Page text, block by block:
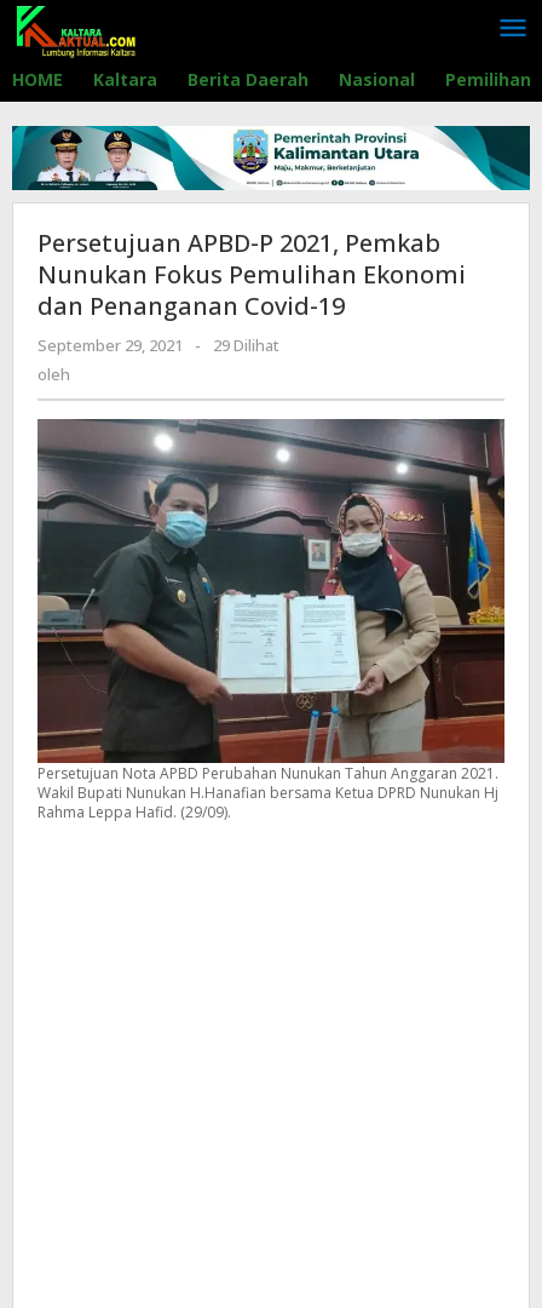
Lewati
konten
HOME Kaltara Berita Daerah Nasional Pemilihan
Persetujuan APBD-P 2021, Pemkab
Nunukan Fokus Pemulihan Ekonomi
dan Penanganan Covid-19
September 29, 2021 oleh
-
29 Dilihat
oleh
Persetujuan Nota APBD Perubahan Nunukan Tahun Anggaran 2021.
Wakil Bupati Nunukan H.Hanafian bersama Ketua DPRD Nunukan Hj
Rahma Leppa Hafid. (29/09).